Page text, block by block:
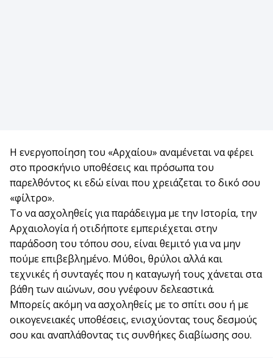
Η ενεργοποίηση του «Αρχαίου» αναμένεται να φέρει
στο προσκήνιο υποθέσεις και πρόσωπα του
παρελθόντος κι εδώ είναι που χρειάζεται το δικό σου
«φίλτρο».
Το να ασχοληθείς για παράδειγμα με την Ιστορία, την
Αρχαιολογία ή οτιδήποτε εμπεριέχεται στην
παράδοση του τόπου σου, είναι θεμιτό για να μην
πούμε επιβεβλημένο. Μύθοι, θρύλοι αλλά και
τεχνικές ή συνταγές που η καταγωγή τους χάνεται στα
βάθη των αιώνων, σου γνέφουν δελεαστικά.
Μπορείς ακόμη να ασχοληθείς με το σπίτι σου ή με
οικογενειακές υποθέσεις, ενισχύοντας τους δεσμούς
σου και αναπλάθοντας τις συνθήκες διαβίωσης σου.